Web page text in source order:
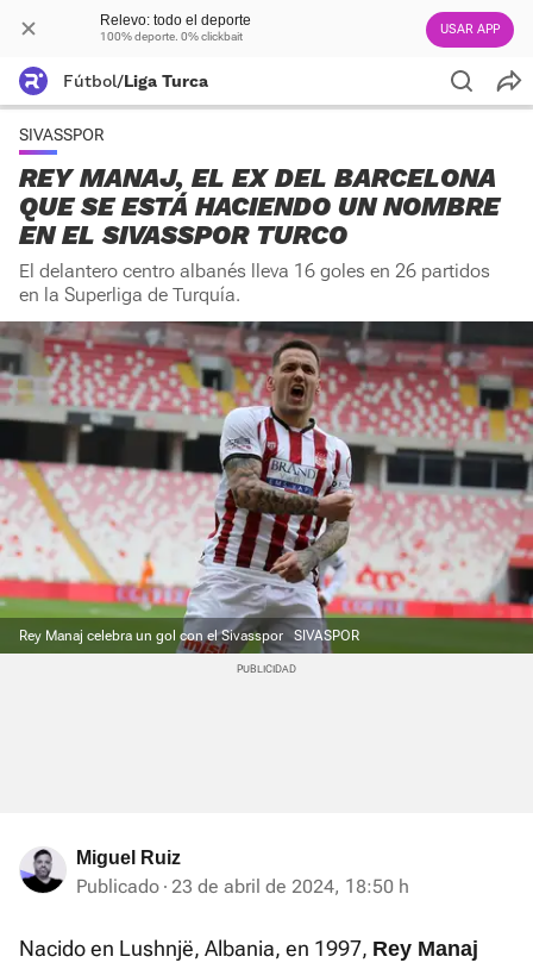
Relevo: todo el deporte
100% deporte. 0% clickbait USAR APP
Fútbol/Liga Turca
SIVASSPOR
REY MANAJ, EL EX DEL BARCELONA
QUE SE ESTÁ HACIENDO UN NOMBRE
EN EL SIVASSPOR TURCO
El delantero centro albanés lleva 16 goles en 26 partidos
en la Superliga de Turquía.
Rey Manaj celebra un gol con el Sivasspor SIVASPOR
Miguel Ruiz
Publicado 23 de abril de 2024, 18:50 h
Nacido en Lushnjë, Albania, en 1997, Rey Manaj